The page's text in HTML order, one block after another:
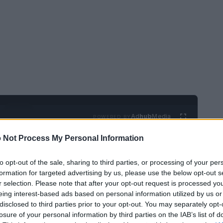
Not Process My Personal Information
opt-out of the sale, sharing to third parties, or processing of your
for targeted advertising by us, please use the below opt-out
selection. Please note that after your opt-out request is processed
interest-based ads based on personal information utilized by us
to third parties prior to your opt-out. You may separately
of your personal information by third parties on the IAB’s list of
POWERED BY AdhubMedia
chele conseguenze del cambiamento